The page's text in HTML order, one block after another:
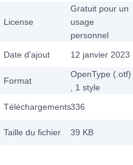
License
Gratuit pour un
usage
personnel
Date d'ajout
12 janvier 2023
Format
OpenType (.otf)
, 1 style
Téléchargements336
Taille du fichier 39 KB